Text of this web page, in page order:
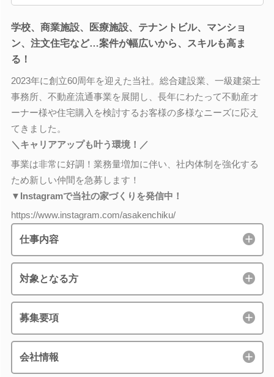
学校、商業施設、医療施設、テナントビル、マンショ
ン、注文住宅など…案件が幅広いから、スキルも高ま
る！
2023年に創立60周年を迎えた当社。総合建設業、一級建築士
事務所、不動産流通事業を展開し、長年にわたって不動産オ
ーナー様や住宅購入を検討するお客様の多様なニーズに応え
てきました。
＼キャリアアップも叶う環境！／
事業は非常に好調！業務量増加に伴い、社内体制を強化する
ため新しい仲間を急募します！
▼Instagramで当社の家づくりを発信中！
https://www.instagram.com/asakenchiku/
仕事内容
対象となる方
募集要項
会社情報